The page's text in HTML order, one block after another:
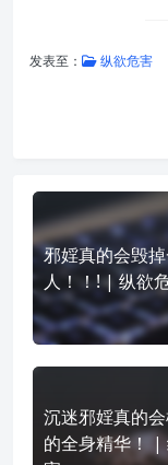
发表至： 纵欲危害
邪婬真的会毁
人！！! | 纵欲
沉迷邪婬真的
的全身精华！ |